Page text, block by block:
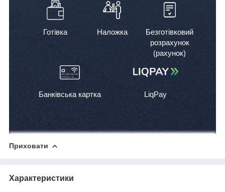
Готівка Наложка
Безготівковий
розрахунок
(рахунок)
Банківська картка LiqPay
Приховати
Характеристики